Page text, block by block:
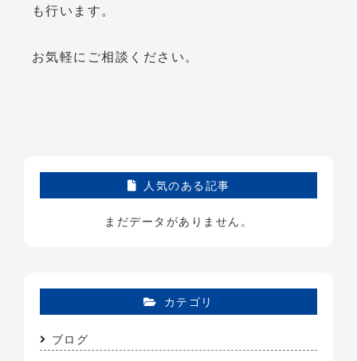
も行います。
お気軽にご相談ください。
人気のある記事
まだデータがありません。
カテゴリ
ブログ